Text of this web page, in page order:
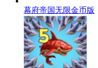
幕府帝国无限金币版